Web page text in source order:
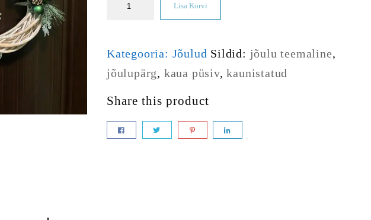
Lisa Korvi
Kategooria: Jõulud Sildid: jõulu teemaline,
jõulupärg, kaua püsiv,kaunistatud
Share this product